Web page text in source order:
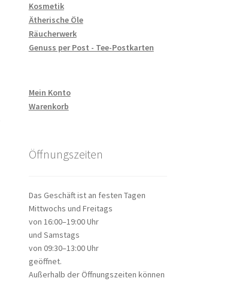
Kosmetik
Ätherische Öle
Räucherwerk
Genuss per Post - Tee-Postkarten
Mein Konto
Warenkorb
Öffnungszeiten
Das Geschäft ist an festen Tagen
Mittwochs und Freitags
von 16:00–19:00 Uhr
und Samstags
von 09:30–13:00 Uhr
geöffnet.
Außerhalb der Öffnungszeiten können